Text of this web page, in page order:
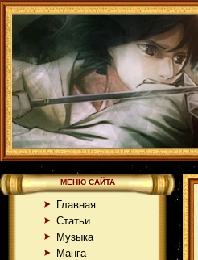
МЕНЮ САЙТА
Главная
Статьи
Музыка
Манга